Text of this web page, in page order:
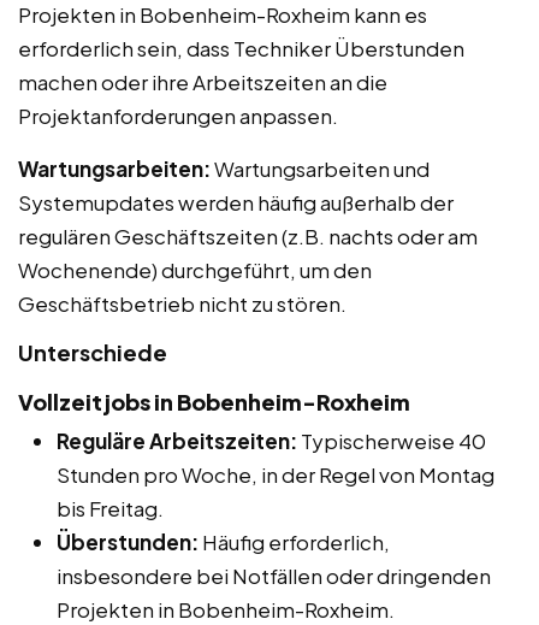
Projekten in Bobenheim-Roxheim kann es
erforderlich sein, dass Techniker Überstunden
machen oder ihre Arbeitszeiten an die
Projektanforderungen anpassen.
Wartungsarbeiten:Wartungsarbeiten und
Systemupdates werden häufig außerhalb der
regulären Geschäftszeiten (z.B. nachts oder am
Wochenende) durchgeführt, um den
Geschäftsbetrieb nicht zu stören.
Unterschiede
Vollzeitjobs in Bobenheim-Roxheim
Reguläre Arbeitszeiten: Typischerweise 40
Stunden pro Woche, in der Regel von Montag
bis Freitag.
Überstunden: Häufig erforderlich,
insbesondere bei Notfällen oder dringenden
Projekten in Bobenheim-Roxheim.